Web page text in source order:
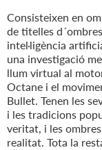
Consisteixen en
de titelles
intel·ligència
una investigació
llum virtual al
Octane i el
Bullet. Tenen les
i les tradicions
veritat, i les
realitat. Tota la